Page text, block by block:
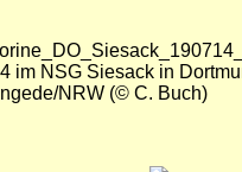
im NSG Siesack in
NRW (© C. Buch)